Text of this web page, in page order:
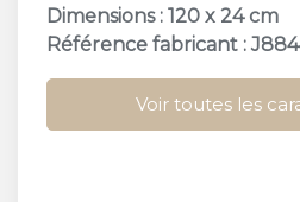
Dimensions : 120 x 24 cm
Référence fabricant :
Voir toutes les